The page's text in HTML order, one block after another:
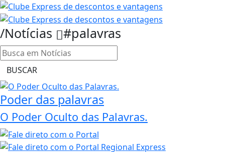
/Notícias #palavras
BUSCAR
Poder das palavras
O Poder Oculto das Palavras.